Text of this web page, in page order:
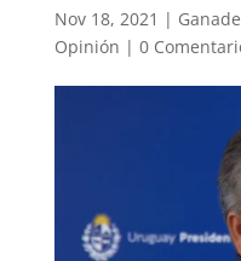
Nov 18, 2021 |
Opinión | 0